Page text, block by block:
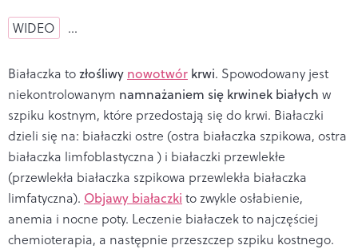
WIDEO …
Białaczka tozłośliwy nowotwór krwi. Spowodowany jest
niekontrolowanym namnażaniem się krwinek białych w
szpiku kostnym, które przedostają się do krwi. Białaczki
dzieli się na: białaczki ostre (ostra białaczka szpikowa, ostra
białaczka limfoblastyczna ) i białaczki przewlekłe
(przewlekła białaczka szpikowa przewlekła białaczka
limfatyczna). Objawy białaczki to zwykle osłabienie,
anemia i nocne poty. Leczenie białaczek to najczęściej
chemioterapia, a następnie przeszczep szpiku kostnego.